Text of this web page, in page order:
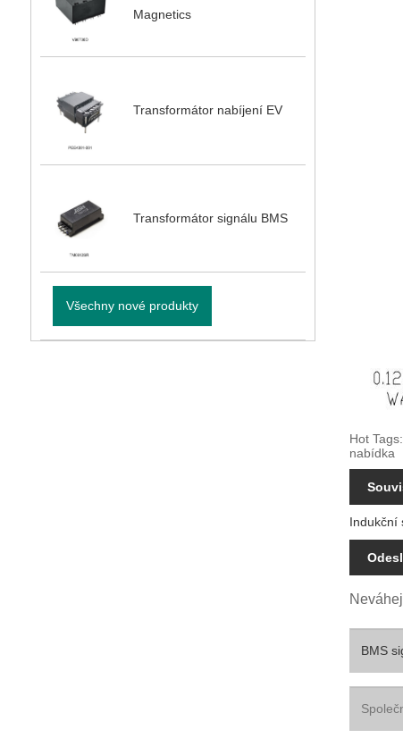
Magnetics
Transformátor nabíjení EV
Transformátor signálu BMS
Všechny nové produkty
Hot
nabídka
Indukční